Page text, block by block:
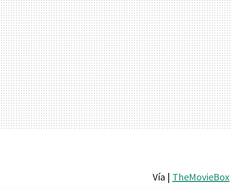
Vía | TheMovieBox